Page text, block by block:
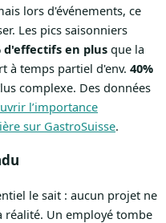
lors d'événements, ce
Les pics saisonniers
d'effectifs en plus que la
à temps partiel d'env. 40%
complexe. Des données
l’importance
sur GastroSuisse.
le sait : aucun projet ne
réalité. Un employé tombe